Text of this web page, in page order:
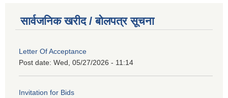
सार्वजनिक खरीद / बोलपत्र सूचना
Letter Of Acceptance
Post date: Wed, 05/27/2026 - 11:14
Invitation for Bids